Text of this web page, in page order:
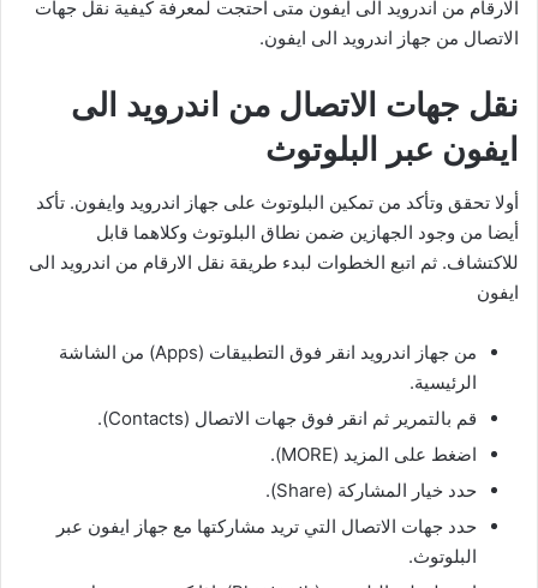
الارقام من اندرويد الى ايفون متى احتجت لمعرفة كيفية نقل جهات
الاتصال من جهاز اندرويد الى ايفون.
نقل جهات الاتصال من اندرويد الى
ايفون عبر البلوتوث
أولا تحقق وتأكد من تمكين البلوتوث على جهاز اندرويد وايفون. تأكد
أيضا من وجود الجهازين ضمن نطاق البلوتوث وكلاهما قابل
للاكتشاف. ثم اتبع الخطوات لبدء طريقة نقل الارقام من اندرويد الى
ايفون
من جهاز اندرويد انقر فوق التطبيقات (Apps) من الشاشة
الرئيسية.
قم بالتمرير ثم انقر فوق جهات الاتصال (Contacts).
اضغط على المزيد (MORE).
حدد خيار المشاركة (Share).
حدد جهات الاتصال التي تريد مشاركتها مع جهاز ايفون عبر
البلوتوث.